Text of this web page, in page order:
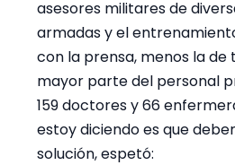
asesores militares de
armadas y el
con la prensa, menos la
mayor parte del personal
159 doctores y 66
estoy diciendo es que
solución, espetó: